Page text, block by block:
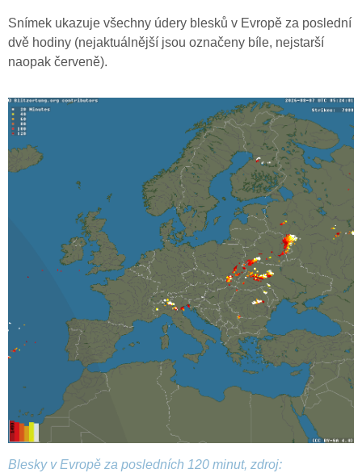
Snímek ukazuje všechny údery blesků v Evropě za poslední
dvě hodiny (nejaktuálnější jsou označeny bíle, nejstarší
naopak červeně).
Blesky v Evropě za posledních 120 minut, zdroj: